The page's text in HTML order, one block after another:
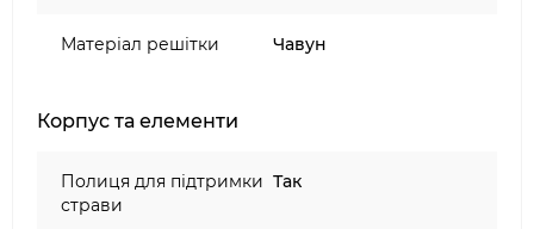
брендам.
Матеріал решітки Чавун
Корпус та елементи
Полиця для підтримки
страви
Так